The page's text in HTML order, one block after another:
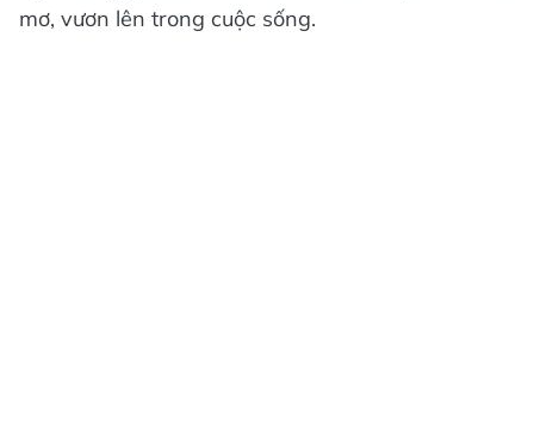
mơ, vươn lên trong cuộc sống.